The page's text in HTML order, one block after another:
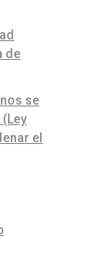
de
se
el